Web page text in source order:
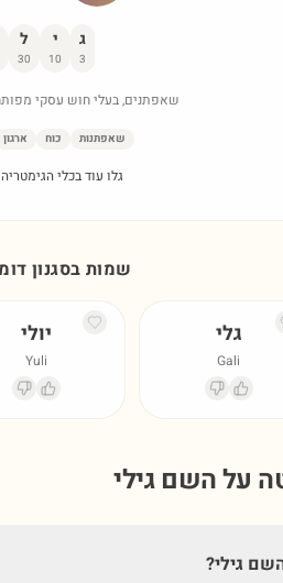
ג
3
י
10
ל
30
שאפתנים, בעלי חוש עסקי
שאפתנות כוח ארגון
גלו עוד בכלי
שמות בסגנון
גלי
Gali
יולי
Yuli
על השם גילי
גילי?